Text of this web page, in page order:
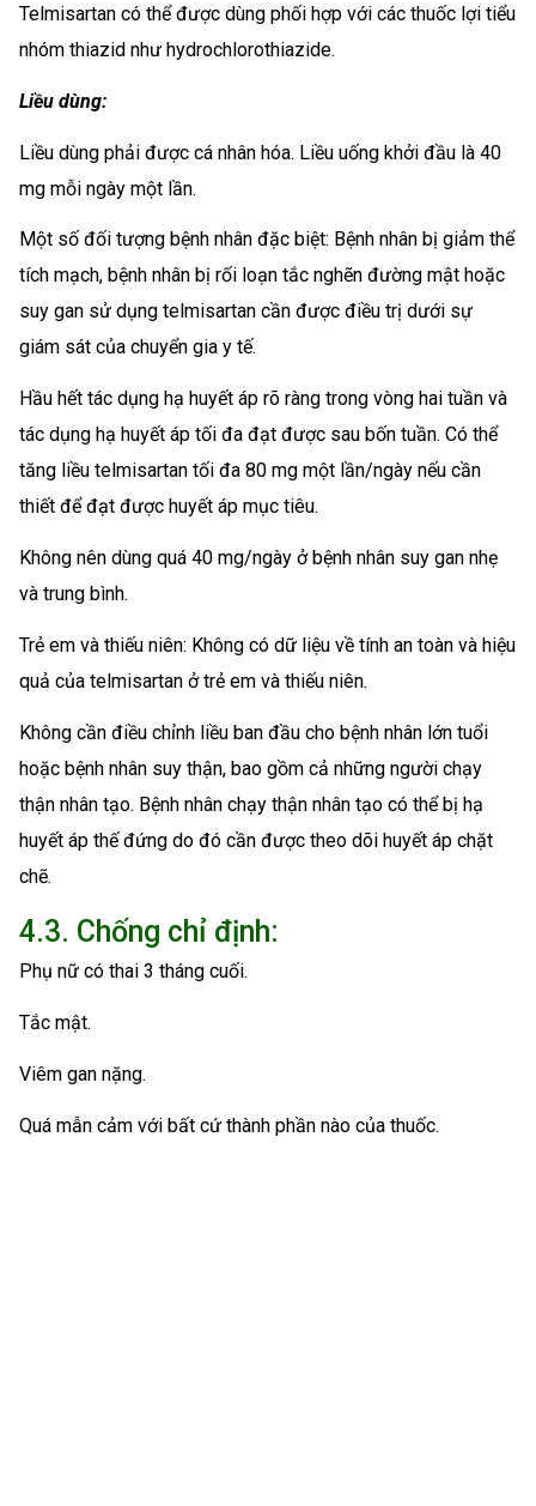
Telmisartan có thể được dùng phối hợp với các thuốc lợi tiểu
nhóm thiazid như hydrochlorothiazide.
Liều dùng:
Liều dùng phải được cá nhân hóa. Liều uống khởi đầu là 40
mg mỗi ngày một lần.
Một số đối tượng bệnh nhân đặc biệt: Bệnh nhân bị giảm thể
tích mạch, bệnh nhân bị rối loạn tắc nghẽn đường mật hoặc
suy gan sử dụng telmisartan cần được điều trị dưới sự
giám sát của chuyển gia y tế.
Hầu hết tác dụng hạ huyết áp rõ ràng trong vòng hai tuần và
tác dụng hạ huyết áp tối đa đạt được sau bốn tuần. Có thể
tăng liều telmisartan tối đa 80 mg một lần/ngày nếu cần
thiết để đạt được huyết áp mục tiêu.
Không nên dùng quá 40 mg/ngày ở bệnh nhân suy gan nhẹ
và trung bình.
Trẻ em và thiếu niên: Không có dữ liệu về tính an toàn và hiệu
quả của telmisartan ở trẻ em và thiếu niên.
Không cần điều chỉnh liều ban đầu cho bệnh nhân lớn tuổi
hoặc bệnh nhân suy thận, bao gồm cả những người chạy
thận nhân tạo. Bệnh nhân chạy thận nhân tạo có thể bị hạ
huyết áp thế đứng do đó cần được theo dõi huyết áp chặt
chẽ.
4.3. Chống chỉ định:
Phụ nữ có thai 3 tháng cuối.
Tắc mật.
Viêm gan nặng.
Quá mẫn cảm với bất cứ thành phần nào của thuốc.